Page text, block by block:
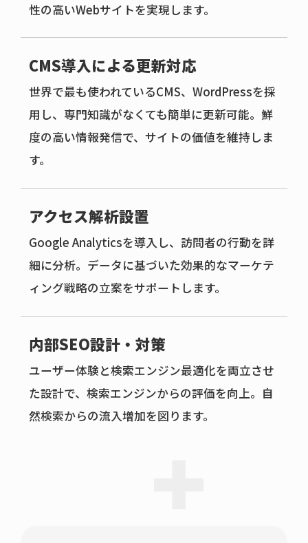
性の高いWebサイトを実現します。
CMS導入による更新対応
世界で最も使われているCMS、WordPressを採
用し、専門知識がなくても簡単に更新可能。鮮
度の高い情報発信で、サイトの価値を維持しま
す。
アクセス解析設置
Google Analyticsを導入し、訪問者の行動を詳
細に分析。データに基づいた効果的なマーケテ
ィング戦略の立案をサポートします。
内部SEO設計・対策
ユーザー体験と検索エンジン最適化を両立させ
た設計で、検索エンジンからの評価を向上。自
然検索からの流入増加を図ります。